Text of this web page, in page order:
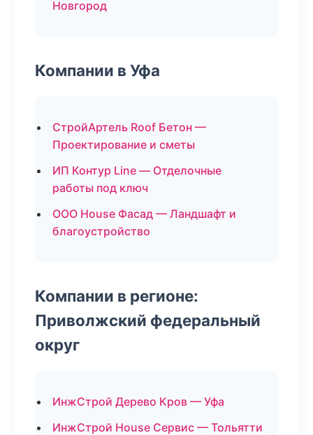
Новгород
Компании в Уфа
СтройАртель Roof Бетон —
Проектирование и сметы
ИП Контур Line — Отделочные
работы под ключ
ООО House Фасад — Ландшафт и
благоустройство
Компании в регионе:
Приволжский федеральный
округ
ИнжСтрой Дерево Кров — Уфа
ИнжСтрой House Сервис — Тольятти